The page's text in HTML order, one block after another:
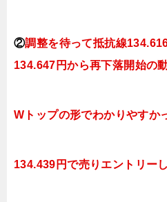
②調整を待って抵抗線
134.647円から再下落開始の
Wトップの形でわかりやすか
134.439円で売りエントリー